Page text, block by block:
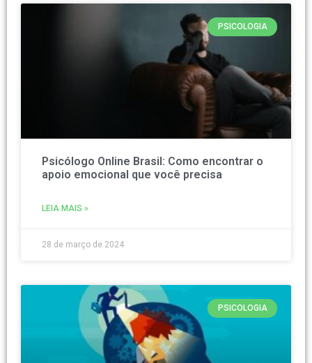
PSICOLOGIA
Psicólogo Online Brasil: Como encontrar o
apoio emocional que você precisa
LEIA MAIS »
28 de março de 2024
PSICOLOGIA